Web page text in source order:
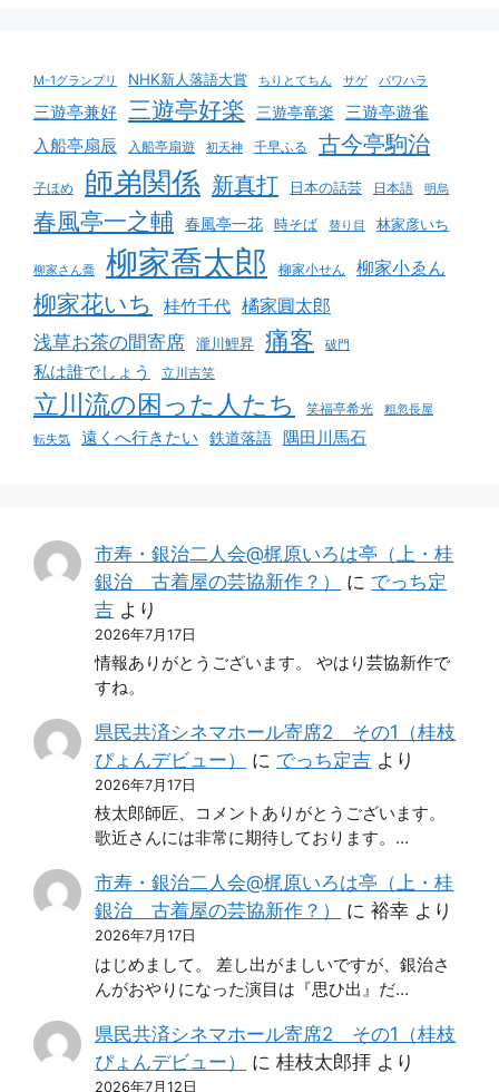
M-1グランプリ NHK新人落語大賞 ちりとてちん サゲ パワハラ
三遊亭兼好 三遊亭好楽 三遊亭竜楽 三遊亭遊雀
入船亭扇辰 入船亭扇遊 初天神 千早ふる 古今亭駒治
子ほめ 師弟関係 新真打 日本の話芸 日本語 明烏
春風亭一之輔 春風亭一花 時そば 替り目 林家彦いち
柳家さん喬 柳家喬太郎 柳家小せん 柳家小ゑん
柳家花いち 桂竹千代 橘家圓太郎
浅草お茶の間寄席 瀧川鯉昇 痛客 破門
私は誰でしょう 立川吉笑
立川流の困った人たち 笑福亭希光
粗忽長屋
転失気
遠くへ行きたい 鉄道落語 隅田川馬石
市寿・銀治二人会@梶原いろは亭（上・桂
銀治 古着屋の芸協新作？）
に でっち定
吉 より
2026年7月17日
情報ありがとうございます。 やはり芸協新作で
すね。
県民共済シネマホール寄席2 その1（桂枝
ぴょんデビュー）
に でっち定吉 より
2026年7月17日
枝太郎師匠、コメントありがとうございます。
歌近さんには非常に期待しております。…
市寿・銀治二人会@梶原いろは亭（上・桂
銀治 古着屋の芸協新作？）
に裕幸 より
2026年7月17日
はじめまして。 差し出がましいですが、銀治さ
んがおやりになった演目は『思ひ出』だ…
県民共済シネマホール寄席2 その1（桂枝
ぴょんデビュー）
に桂枝太郎拝 より
2026年7月12日